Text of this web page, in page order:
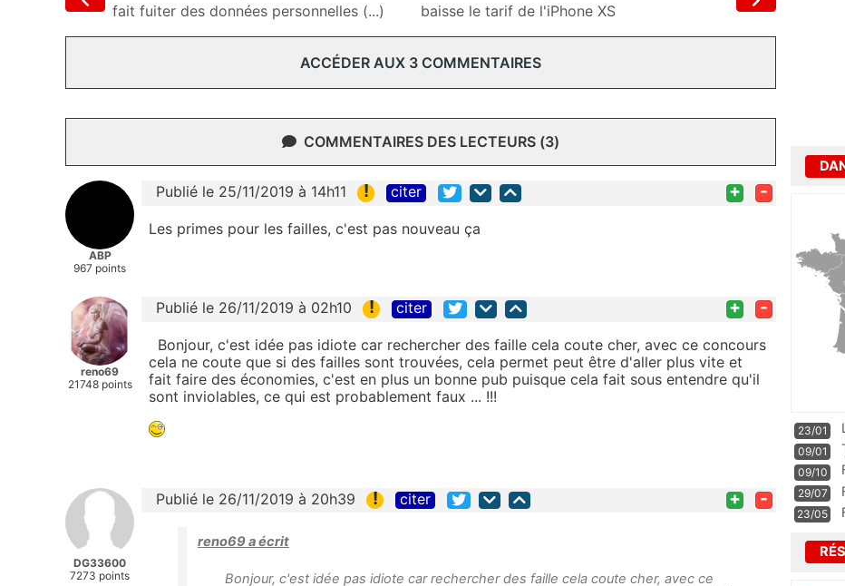
fait fuiter des données personnelles (...)
baisse le tarif de l'iPhone XS
ACCÉDER AUX 3 COMMENTAIRES
COMMENTAIRES DES LECTEURS (3)
ABP
967 points
Publié le 25/11/2019 à 14h11 ! citer + -
Les primes pour les failles, c'est pas nouveau ça
reno69
21748 points
Publié le 26/11/2019 à 02h10 ! citer + -
Bonjour, c'est idée pas idiote car rechercher des faille cela coute cher, avec ce concours
cela ne coute que si des failles sont trouvées, cela permet peut être d'aller plus vite et
fait faire des économies, c'est en plus un bonne pub puisque cela fait sous entendre qu'il
sont inviolables, ce qui est probablement faux ... !!!
DG33600
7273 points
Publié le 26/11/2019 à 20h39 ! citer + -
reno69 a écrit
Bonjour, c'est idée pas idiote car rechercher des faille cela coute cher, avec ce
23/01
09/01
09/10
29/07
23/05